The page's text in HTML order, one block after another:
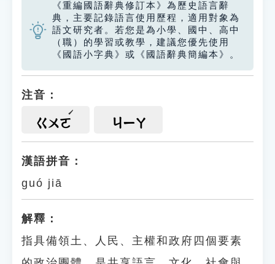
《重編國語辭典修訂本》為歷史語言辭
典，主要記錄語言使用歷程，適用對象為
語文研究者。若您是為小學、國中、高中
（職）的學習或教學，建議您優先使用
《國語小字典》或《國語辭典簡編本》。
注音：
ㄍㄨㄛ ㄐㄧㄚ
漢語拼音：
guó jiā
解釋：
指具備領土、人民、主權和政府四個要素